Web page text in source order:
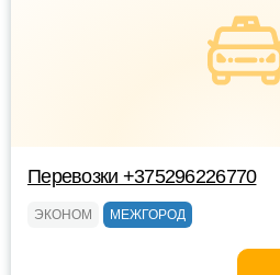
Перевозки +375296226770
ЭКОНОМ МЕЖГОРОД